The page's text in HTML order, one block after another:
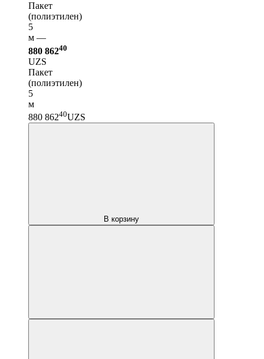
Пакет
(полиэтилен)
5
м —
880 86240
UZS
Пакет
(полиэтилен)
5
м
880 86240UZS
В корзину